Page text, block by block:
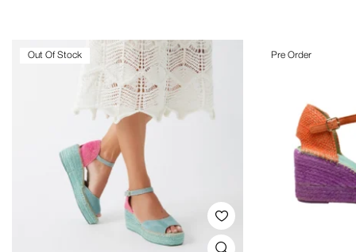
Out Of Stock Pre Order